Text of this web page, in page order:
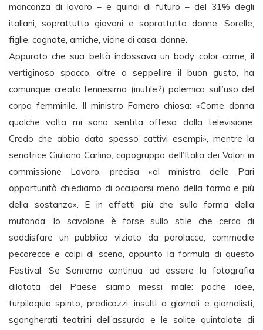
mancanza di lavoro – e quindi di futuro – del 31% degli
italiani, soprattutto giovani e soprattutto donne. Sorelle,
figlie, cognate, amiche, vicine di casa, donne.
Appurato che sua beltà indossava un body color carne, il
vertiginoso spacco, oltre a seppellire il buon gusto, ha
comunque creato l’ennesima (inutile?) polemica sull’uso del
corpo femminile. Il ministro Fornero chiosa: «Come donna
qualche volta mi sono sentita offesa dalla televisione.
Credo che abbia dato spesso cattivi esempi», mentre la
senatrice Giuliana Carlino, capogruppo dell’Italia dei Valori in
commissione Lavoro, precisa «al ministro delle Pari
opportunità chiediamo di occuparsi meno della forma e più
della sostanza». E in effetti più che sulla forma della
mutanda, lo scivolone è forse sullo stile che cerca di
soddisfare un pubblico viziato da parolacce, commedie
pecorecce e colpi di scena, appunto la formula di questo
Festival. Se Sanremo continua ad essere la fotografia
dilatata del Paese siamo messi male: poche idee,
turpiloquio spinto, predicozzi, insulti a giornali e giornalisti,
sgangherati teatrini dell’assurdo e le solite quintalate di